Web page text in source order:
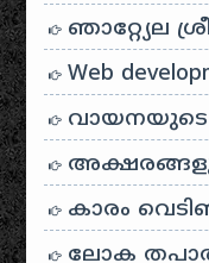
ഞാറ്റ്യേല
Web
വായനയുടെ
കാരം
ലോക തപാൽ